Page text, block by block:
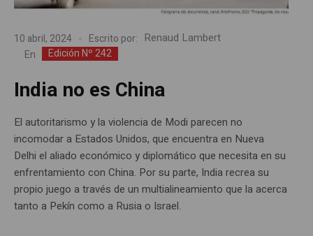
10 abril, 2024 Escrito por: Renaud Lambert
En Edición Nº 242
India no es China
El autoritarismo y la violencia de Modi parecen no
incomodar a Estados Unidos, que encuentra en Nueva
Delhi el aliado económico y diplomático que necesita en su
enfrentamiento con China. Por su parte, India recrea su
propio juego a través de un multialineamiento que la acerca
tanto a Pekín como a Rusia o Israel.